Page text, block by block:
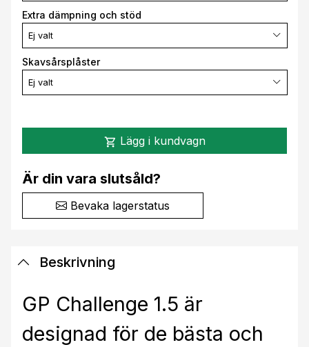
Extra dämpning och stöd
Ej valt
Skavsårsplåster
Ej valt
shopping_cart Lägg i kundvagn
Är din vara slutsåld?
Bevaka lagerstatus
Beskrivning
GP Challenge 1.5 är
designad för de bästa och